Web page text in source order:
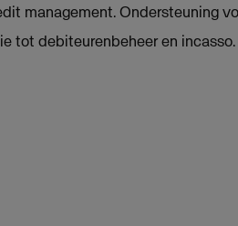
management. Ondersteuning
tot debiteurenbeheer en incasso.